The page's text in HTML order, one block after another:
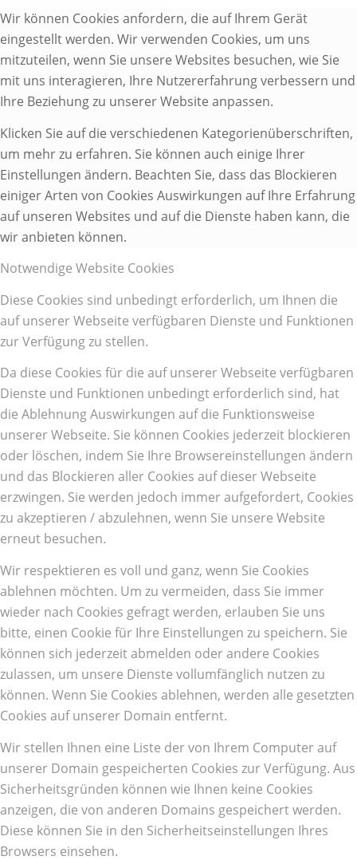
Wir können Cookies anfordern, die auf Ihrem Gerät
eingestellt werden. Wir verwenden Cookies, um uns
mitzuteilen, wenn Sie unsere Websites besuchen, wie Sie
mit uns interagieren, Ihre Nutzererfahrung verbessern und
Ihre Beziehung zu unserer Website anpassen.
Klicken Sie auf die verschiedenen Kategorienüberschriften,
um mehr zu erfahren. Sie können auch einige Ihrer
Einstellungen ändern. Beachten Sie, dass das Blockieren
einiger Arten von Cookies Auswirkungen auf Ihre Erfahrung
auf unseren Websites und auf die Dienste haben kann, die
wir anbieten können.
Notwendige Website Cookies
Diese Cookies sind unbedingt erforderlich, um Ihnen die
auf unserer Webseite verfügbaren Dienste und Funktionen
zur Verfügung zu stellen.
Da diese Cookies für die auf unserer Webseite verfügbaren
Dienste und Funktionen unbedingt erforderlich sind, hat
die Ablehnung Auswirkungen auf die Funktionsweise
unserer Webseite. Sie können Cookies jederzeit blockieren
oder löschen, indem Sie Ihre Browsereinstellungen ändern
und das Blockieren aller Cookies auf dieser Webseite
erzwingen. Sie werden jedoch immer aufgefordert, Cookies
zu akzeptieren / abzulehnen, wenn Sie unsere Website
erneut besuchen.
Wir respektieren es voll und ganz, wenn Sie Cookies
ablehnen möchten. Um zu vermeiden, dass Sie immer
wieder nach Cookies gefragt werden, erlauben Sie uns
bitte, einen Cookie für Ihre Einstellungen zu speichern. Sie
können sich jederzeit abmelden oder andere Cookies
zulassen, um unsere Dienste vollumfänglich nutzen zu
können. Wenn Sie Cookies ablehnen, werden alle gesetzten
Cookies auf unserer Domain entfernt.
Wir stellen Ihnen eine Liste der von Ihrem Computer auf
unserer Domain gespeicherten Cookies zur Verfügung. Aus
Sicherheitsgründen können wie Ihnen keine Cookies
anzeigen, die von anderen Domains gespeichert werden.
Diese können Sie in den Sicherheitseinstellungen Ihres
Browsers einsehen.